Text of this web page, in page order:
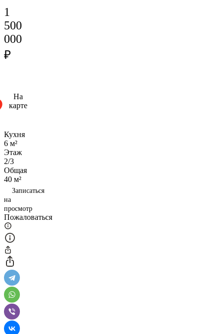
1
500
000
₽
На
карте
Кухня
6 м²
Этаж
2/3
Общая
40 м²
Записаться
на
просмотр
Пожаловаться